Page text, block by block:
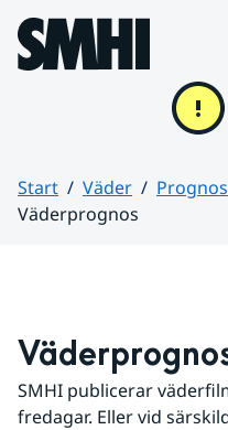
Hoppa till sidans innehåll
Start Väder
Väderprognos
SMHI publicerar
fredagar. Eller vid